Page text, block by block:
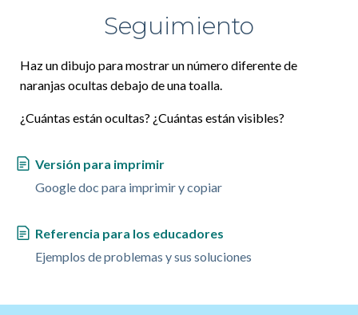
Seguimiento
Haz un dibujo para mostrar un número diferente de
naranjas ocultas debajo de una toalla.
¿Cuántas están ocultas? ¿Cuántas están visibles?
Versión para imprimir
Google doc para imprimir y copiar
Referencia para los educadores
Ejemplos de problemas y sus soluciones